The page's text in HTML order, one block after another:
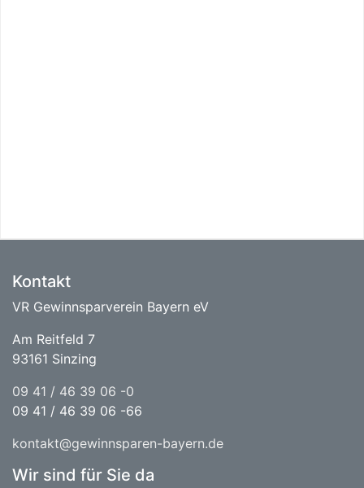
Kontakt
VR Gewinnsparverein Bayern eV
Am Reitfeld 7
93161 Sinzing
09 41 / 46 39 06 -0
09 41 / 46 39 06 -66
kontakt@gewinnsparen-bayern.de
Wir sind für Sie da